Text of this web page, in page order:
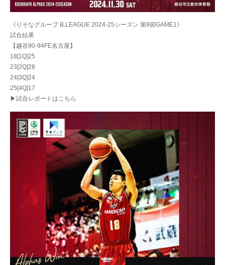
《りそなグループ B.LEAGUE 2024-25シーズン 第9節GAME1》
試合結果
【越谷90-94FE名古屋】
18[1Q]25
23[2Q]28
24[3Q]24
25[4Q]17
▶試合レポートはこちら